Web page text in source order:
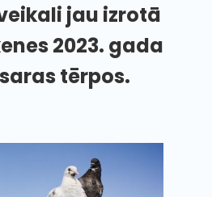
jau izrotā
2023. gada
tērpos.